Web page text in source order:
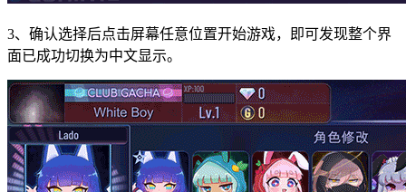
3、确认选择后点击屏幕任意位置开始游戏，即可发现整个界
面已成功切换为中文显示。